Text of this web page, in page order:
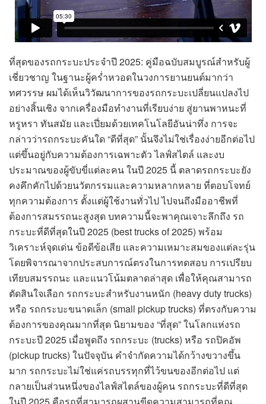
ที่สุดของรถกระบะประจำปี 2025: คู่มือฉบับสมบูรณ์สำหรับผู้
เชี่ยวชาญ ในฐานะผู้คร่ำหวอดในวงการยานยนต์มากว่า
ทศวรรษ ผมได้เห็นวิวัฒนาการของรถกระบะเปลี่ยนแปลงไป
อย่างสิ้นเชิง จากเครื่องมือทำงานที่เรียบง่าย สู่ยานพาหนะที่
หรูหรา ทันสมัย และเปี่ยมด้วยเทคโนโลยีอันน่าทึ่ง การจะ
กล่าวว่ารถกระบะคันใด “ดีที่สุด” นั้นจึงไม่ใช่เรื่องง่ายอีกต่อไป
แต่ขึ้นอยู่กับความต้องการเฉพาะตัว ไลฟ์สไตล์ และงบ
ประมาณของผู้ขับขี่แต่ละคน ในปี 2025 นี้ ตลาดรถกระบะยัง
คงคึกคักไปด้วยนวัตกรรมและความหลากหลาย ที่ตอบโจทย์
ทุกความต้องการ ตั้งแต่ผู้ใช้งานทั่วไป ไปจนถึงมืออาชีพที่
ต้องการสมรรถนะสูงสุด บทความนี้จะพาคุณเจาะลึกถึง รถ
กระบะที่ดีที่สุดในปี 2025 (best trucks of 2025) พร้อม
วิเคราะห์จุดเด่น ข้อดีข้อเสีย และความเหมาะสมของแต่ละรุ่น
โดยพิจารณาจากประสบการณ์ตรงในการทดสอบ การเปรียบ
เทียบสมรรถนะ และแนวโน้มตลาดล่าสุด เพื่อให้คุณสามารถ
ตัดสินใจเลือก รถกระบะสำหรับงานหนัก (heavy duty trucks)
หรือ รถกระบะขนาดเล็ก (small pickup trucks) ที่ตรงกับความ
ต้องการของคุณมากที่สุด นิยามของ “ที่สุด” ในโลกแห่งรถ
กระบะปี 2025 เมื่อพูดถึง รถกระบะ (trucks) หรือ รถปิคอัพ
(pickup trucks) ในปัจจุบัน คำจำกัดความได้กว้างขวางขึ้น
มาก รถกระบะไม่ใช่แค่รถบรรทุกที่ไว้ขนของอีกต่อไป แต่
กลายเป็นส่วนหนึ่งของไลฟ์สไตล์ของผู้คน รถกระบะที่ดีที่สุด